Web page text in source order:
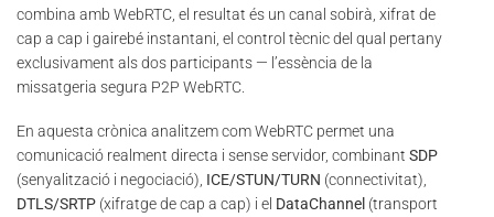
combina amb WebRTC, el resultat és un canal sobirà, xifrat de
cap a cap i gairebé instantani, el control tècnic del qual pertany
exclusivament als dos participants — l’essència de la
missatgeria segura P2P WebRTC.
En aquesta crònica analitzem com WebRTC permet una
comunicació realment directa i sense servidor, combinant SDP
(senyalització i negociació), ICE/STUN/TURN (connectivitat),
DTLS/SRTP (xifratge de cap a cap) i el DataChannel (transport